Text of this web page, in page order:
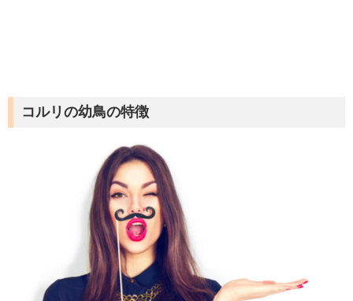
コルリの幼鳥の特徴